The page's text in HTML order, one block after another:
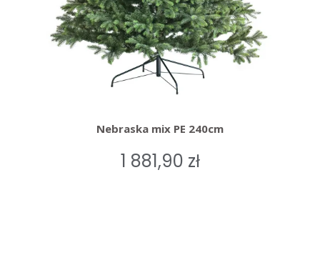
Nebraska mix PE 240cm
1 881,90 zł